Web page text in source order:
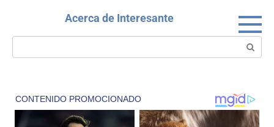
Acerca de Interesante
Search: